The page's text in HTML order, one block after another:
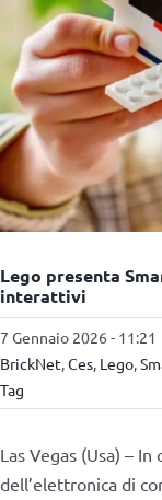
Lego presenta
interattivi
7 Gennaio 2026 - 11:21
BrickNet,Ces, Lego,
Tag
Las Vegas (Usa) – In
dell’elettronica di